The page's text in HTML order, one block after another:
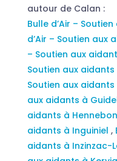
autour de Calan :
Bulle d’Air –
d’Air – Soutien aux
– Soutien aux
Soutien aux
Soutien aux aidants
aux aidants à
aidants à
aidants à Inguiniel ,
aidants à Inzinzac-